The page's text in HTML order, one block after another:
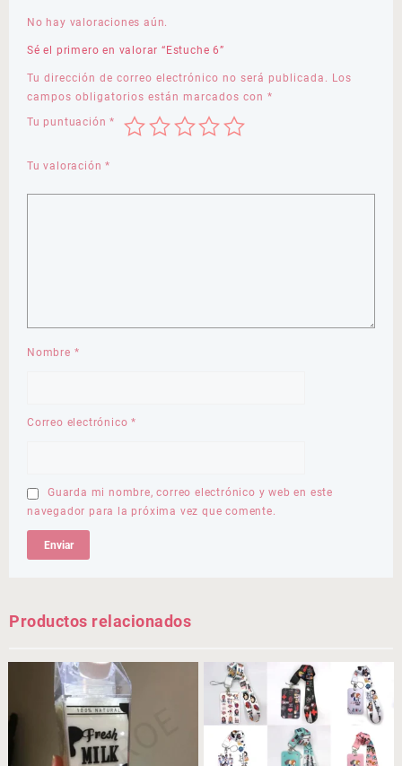
No hay valoraciones aún.
Sé el primero en valorar “Estuche 6”
Tu dirección de correo electrónico no será publicada. Los
campos obligatorios están marcados con *
Tu puntuación*
Tu valoración*
Nombre *
Correo electrónico*
Guarda mi nombre, correo electrónico y web en este
navegador para la próxima vez que comente.
Productos relacionados